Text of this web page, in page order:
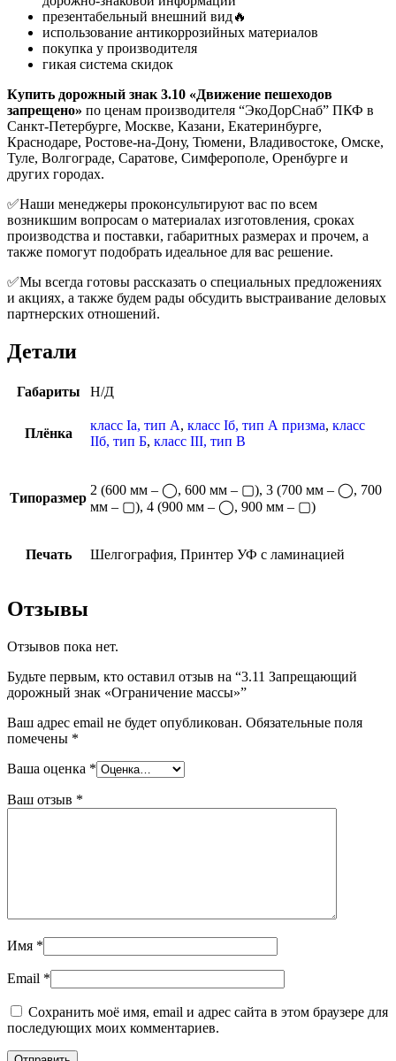
презентабельный внешний вид🔥
использование антикоррозийных материалов
покупка у производителя
гикая система скидок
Купить дорожный знак 3.10 «Движение пешеходов
запрещено» по ценам производителя “ЭкоДорСнаб” ПКФ в
Санкт-Петербурге, Москве, Казани, Екатеринбурге,
Краснодаре, Ростове-на-Дону, Тюмени, Владивостоке, Омске,
Туле, Волгограде, Саратове, Симферополе, Оренбурге и
других городах.
✅Наши менеджеры проконсультируют вас по всем
возникшим вопросам о материалах изготовления, сроках
производства и поставки, габаритных размерах и прочем, а
также помогут подобрать идеальное для вас решение.
✅Мы всегда готовы рассказать о специальных предложениях
и акциях, а также будем рады обсудить выстраивание деловых
партнерских отношений.
Детали
Габариты Н/Д
Плёнка
класс Iа, тип А, класс Iб, тип А призма, класс
IIб, тип Б, класс III, тип В
Типоразмер
2 (600 мм – ◯, 600 мм – ▢), 3 (700 мм – ◯, 700
мм – ▢), 4 (900 мм – ◯, 900 мм – ▢)
Печать Шелгография, Принтер УФ с ламинацией
Отзывы
Отзывов пока нет.
Будьте первым, кто оставил отзыв на “3.11 Запрещающий
дорожный знак «Ограничение массы»”
Ваш адрес email не будет опубликован. Обязательные поля
помечены *
Ваша оценка *
Ваш отзыв *
Имя *
Email *
Сохранить моё имя, email и адрес сайта в этом браузере для
последующих моих комментариев.